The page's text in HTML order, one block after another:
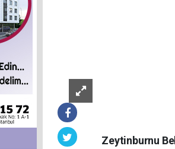
Zeytinburnu